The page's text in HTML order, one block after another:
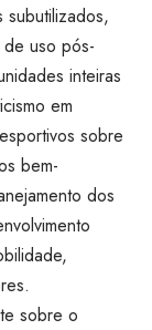
subutilizados,
de uso pós-
inteiras
em
sobre
bem-
dos
sobre o